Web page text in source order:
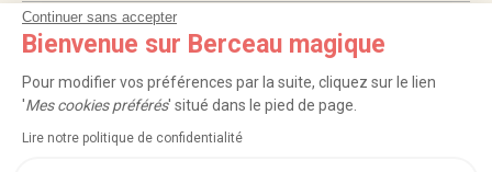
Continuer sans accepter
Bienvenue sur Berceau magique
Pour modifier vos préférences par la suite, cliquez sur le lien
'Mes cookies préférés' situé dans le pied de page.
Lire notre politique de confidentialité
PROFESSIONNELS
LISTES CADEAUX